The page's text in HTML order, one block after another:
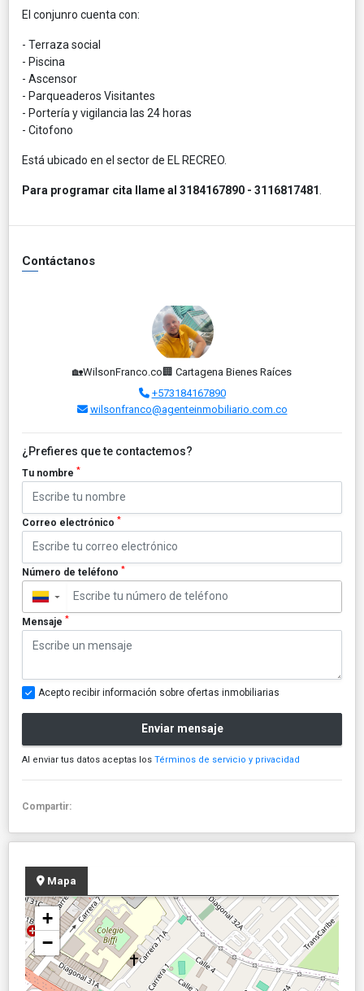
El conjunro cuenta con:
- Terraza social
- Piscina
- Ascensor
- Parqueaderos Visitantes
- Portería y vigilancia las 24 horas
- Citofono
Está ubicado en el sector de EL RECREO.
Para programar cita llame al 3184167890 - 3116817481
Contáctanos
🏡WilsonFranco.co🏢 Cartagena Bienes Raíces
+573184167890
wilsonfranco@agenteinmobiliario.com.co
¿Prefieres que te contactemos?
Tu nombre *
Correo electrónico *
Número de teléfono *
▼
Mensaje *
Acepto recibir información sobre ofertas inmobiliarias
Enviar mensaje
Al enviar tus datos aceptas los Términos de servicio y privacidad
Compartir:
Mapa
+
−